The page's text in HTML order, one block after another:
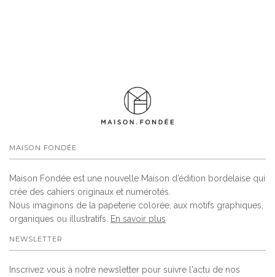
MAISON FONDÉE
Maison Fondée est une nouvelle Maison d’édition bordelaise qui
crée des cahiers originaux et numérotés.
Nous imaginons de la papeterie colorée, aux motifs graphiques,
organiques ou illustratifs.
En savoir plus
NEWSLETTER
Inscrivez vous à notre newsletter pour suivre l'actu de nos